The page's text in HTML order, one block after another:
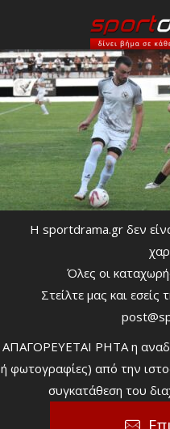
Η sportdrama.gr δεν
Όλες οι
Στείλτε μας και
ΑΠΑΓΟΡΕΥΕΤΑΙ ΡΗΤΑ η
ή φωτογραφίες) από την
συγκατάθεση του